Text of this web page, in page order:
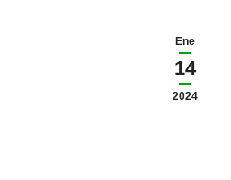
Ene
14
2024